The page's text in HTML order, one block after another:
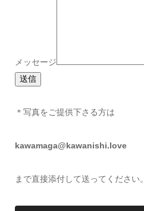
メッセージ
送信
＊写真をご提供下さる方は
kawamaga@kawanishi.love
まで直接添付して送ってください。